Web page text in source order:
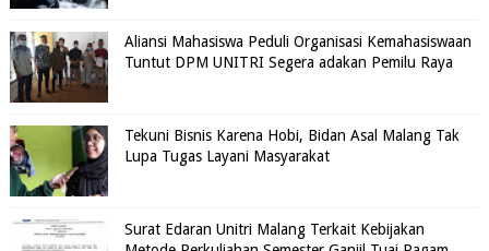
Aliansi Mahasiswa Peduli Organisasi Kemahasiswaan
Tuntut DPM UNITRI Segera adakan Pemilu Raya
Tekuni Bisnis Karena Hobi, Bidan Asal Malang Tak
Lupa Tugas Layani Masyarakat
Surat Edaran Unitri Malang Terkait Kebijakan